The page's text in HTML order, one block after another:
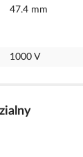
47.4 mm
1000 V